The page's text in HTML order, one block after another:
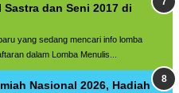
dan Seni 2017 di
yang sedang mencari info lomba
dalam Lomba Menulis...
Nasional 2026, Hadiah